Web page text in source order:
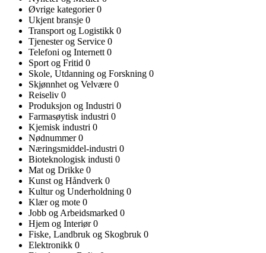
Øvrige kategorier0
Ukjent bransje 0
Transport og Logistikk 0
Tjenester og Service 0
Telefoni og Internett 0
Sport og Fritid 0
Skole, Utdanning og Forskning 0
Skjønnhet og Velvære 0
Reiseliv 0
Produksjon og Industri 0
Farmasøytisk industri 0
Kjemisk industri 0
Nødnummer0
Næringsmiddel-industri 0
Bioteknologisk industi 0
Mat og Drikke 0
Kunst og Håndverk 0
Kultur og Underholdning 0
Klær og mote 0
Jobb og Arbeidsmarked 0
Hjem og Interiør0
Fiske, Landbruk og Skogbruk 0
Elektronikk 0